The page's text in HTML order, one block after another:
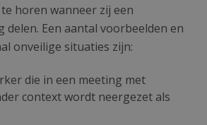
horen wanneer zij een
delen. Een aantal voorbeelden en
onveilige situaties zijn:
die in een meeting met
context wordt neergezet als